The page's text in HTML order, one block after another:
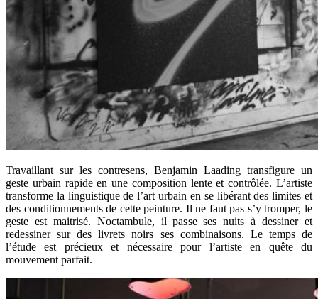
Travaillant sur les contresens, Benjamin Laading transfigure un
geste urbain rapide en une composition lente et contrôlée. L’artiste
transforme la linguistique de l’art urbain en se libérant des limites et
des conditionnements de cette peinture. Il ne faut pas s’y tromper, le
geste est maitrisé. Noctambule, il passe ses nuits à dessiner et
redessiner sur des livrets noirs ses combinaisons. Le temps de
l’étude est précieux et nécessaire pour l’artiste en quête du
mouvement parfait.